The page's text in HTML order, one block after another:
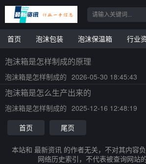
首页 泡沫包装 泡沫保温箱 行业
泡沫箱是怎样制成的原理
泡沫箱是怎样制成的 2026-05-30 18:45:43
泡沫箱是怎么生产出来的
泡沫箱是怎样制成的 2025-12-16 12:48:19
首页
尾页
本站和 最新资讯 的作者无关，不对其内容
网络历史索引，不代表被查询网站